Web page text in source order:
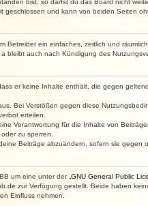
bist, so darfst du das Board nicht
geschlossen und kann von beiden Seiten
Betreiber ein einfaches, zeitlich und
bleibt auch nach Kündigung des
er keine Inhalte enthält, die gegen
Bei Verstößen gegen diese
erteilen.
Verantwortung für die Inhalte von
zu sperren.
Beiträge abzuändern, sofern sie
um eine unter der „ GNU General Public
zur Verfügung gestellt. Beide haben
Einfluss nehmen.